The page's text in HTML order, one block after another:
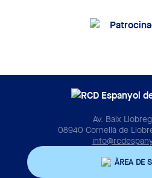
Av. Baix
08940 Cornellà de
ÀREA DE